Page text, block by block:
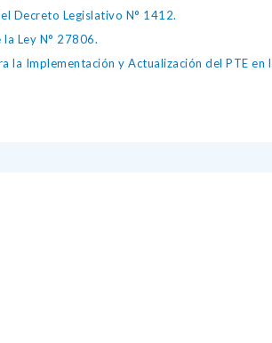
Decreto Legislativo N° 1412.
Ley N° 27806.
Implementación y Actualización del PTE